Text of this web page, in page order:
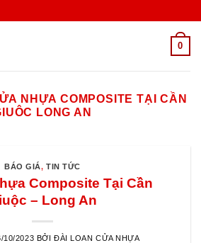
0
NHỰA COMPOSITE TẠI CẦN
LONG AN
BÁO GIÁ,TIN TỨC
Composite Tại Cần
– Long An
10/2023 BỞI ĐÀI LOAN CỬA NHỰA